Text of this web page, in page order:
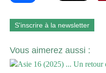
S'inscrire à la newsletter
Vous aimerez aussi :